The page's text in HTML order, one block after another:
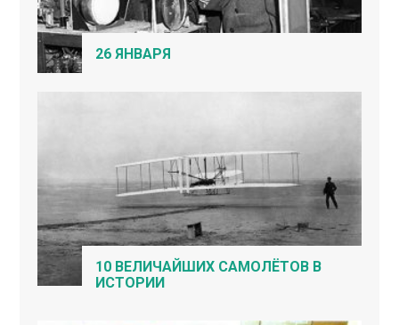
26 ЯНВАРЯ
10 ВЕЛИЧАЙШИХ САМОЛЁТОВ В
ИСТОРИИ